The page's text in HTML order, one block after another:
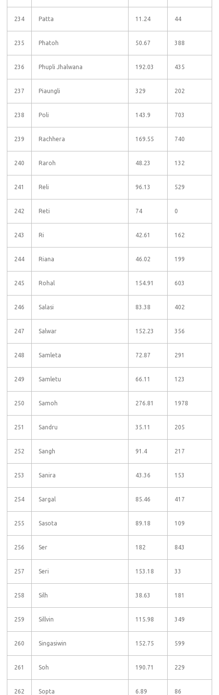
234 Patta 11.24 44
235 Phatoh 50.67 388
236 Phupli Jhalwana 192.03 435
237 Piaungli 329 202
238 Poli 143.9 703
239 Rachhera 169.55 740
240 Raroh 48.23 132
241 Reli 96.13 529
242 Reti 74 0
243 Ri 42.61 162
244 Riana 46.02 199
245 Rohal 154.91 603
246 Salasi 83.38 402
247 Salwar 152.23 356
248 Samleta 72.87 291
249 Samletu 66.11 123
250 Samoh 276.81 1978
251 Sandru 35.11 205
252 Sangh 91.4 217
253 Sanira 43.36 153
254 Sargal 85.46 417
255 Sasota 89.18 109
256 Ser 182 843
257 Seri 153.18 33
258 Silh 38.63 181
259 Sillvin 115.98 349
260 Singasiwin 152.75 599
261 Soh 190.71 229
262 Sopta 6.89 86